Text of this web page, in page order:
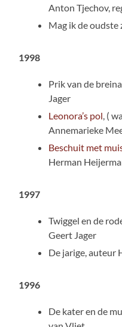
Anton Tjechov,
Mag ik de oudste
1998
Prik van de
Jager
Leonora’s pol, (
Annemarieke
Beschuit met
Herman
1997
Twiggel en de
Geert Jager
De jarige, auteur
1996
De kater en de